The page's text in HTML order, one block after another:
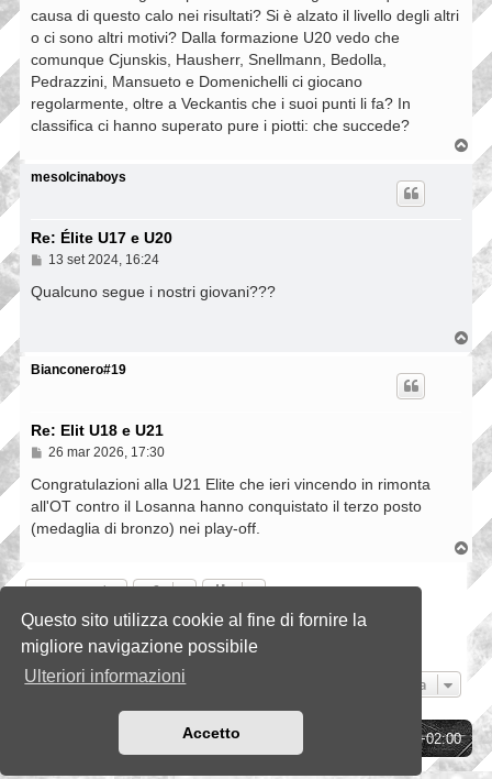
Questo sito utilizza cookie al fine di fornire la
migliore navigazione possibile
Ulteriori informazioni
Accetto
causa di questo calo nei risultati? Si è alzato il livello degli altri
o ci sono altri motivi? Dalla formazione U20 vedo che
comunque Cjunskis, Hausherr, Snellmann, Bedolla,
Pedrazzini, Mansueto e Domenichelli ci giocano
regolarmente, oltre a Veckantis che i suoi punti li fa? In
classifica ci hanno superato pure i piotti: che succede?
o
mesolcinaboys
Re: Élite U17 e U20
M
s
i
13 set 2024, 16:24
Qualcuno segue i nostri giovani???
o
Bianconero#19
Re: Elit U18 e U21
M
s
s
a
g
26 mar 2026, 17:30
Congratulazioni alla U21 Elite che ieri vincendo in rimonta
all'OT contro il Losanna hanno conquistato il terzo posto
(medaglia di bronzo) nei play-off.
p
Rispondi
757 messaggi Pagina76di76
Precedente
1 … 72 73 74 75
Vai a
UTC+02:00